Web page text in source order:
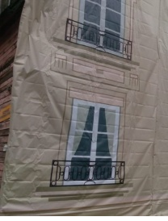
Перейти к основному содержанию